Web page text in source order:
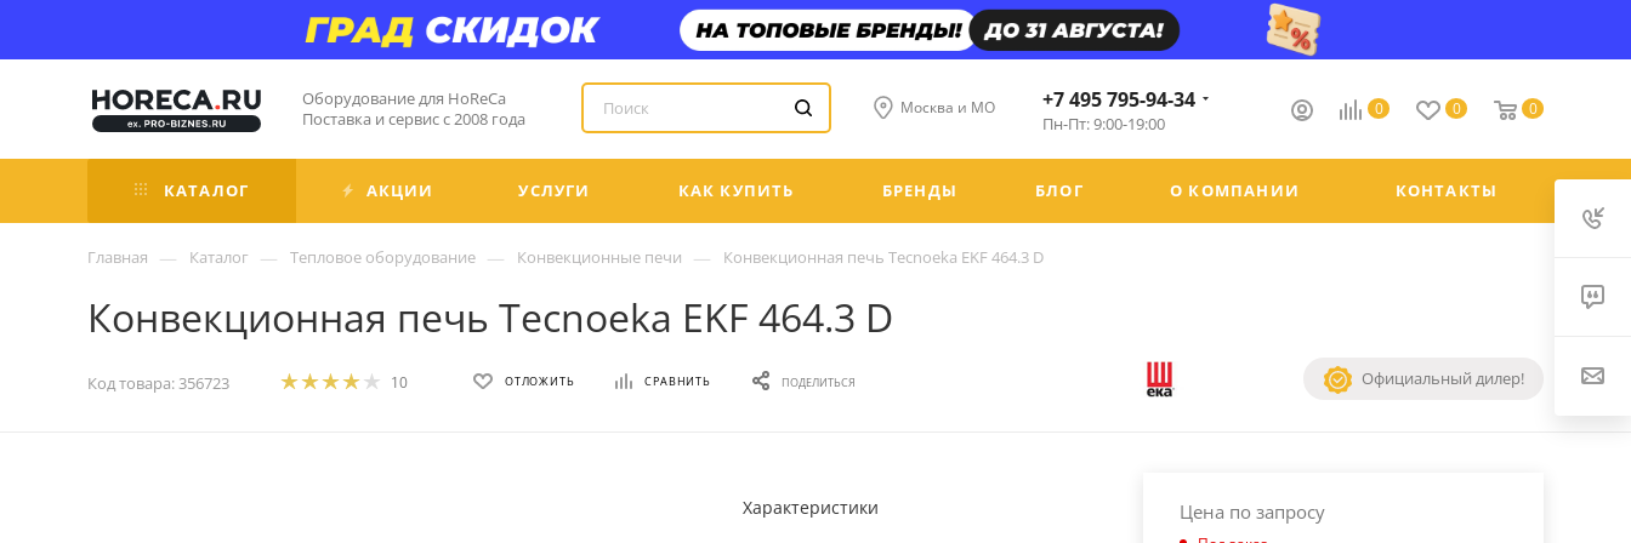
Оборудование для HoReCa
Поставка и сервис с 2008 года
Москва и МО 0 0 0
+7 495 795-94-34
Пн-Пт: 9:00-19:00
КАТАЛОГ АКЦИИ УСЛУГИ КАК КУПИТЬ БРЕНДЫ БЛОГ О КОМПАНИИ КОНТАКТЫ
Главная — Каталог — Тепловое оборудование — Конвекционные печи — Конвекционная печь Tecnoeka EKF 464.3 D
Конвекционная печь Tecnoeka EKF 464.3 D
Код товара: 356723 10 ОТЛОЖИТЬ СРАВНИТЬ ПОДЕЛИТЬСЯ Официальный дилер!
Характеристики Цена по запросу